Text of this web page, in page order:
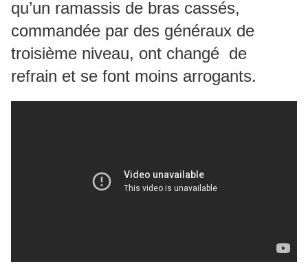
qu’un ramassis de bras cassés,
commandée par des généraux de
troisième niveau, ont changé de
refrain et se font moins arrogants.